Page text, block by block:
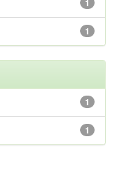
1
1
1